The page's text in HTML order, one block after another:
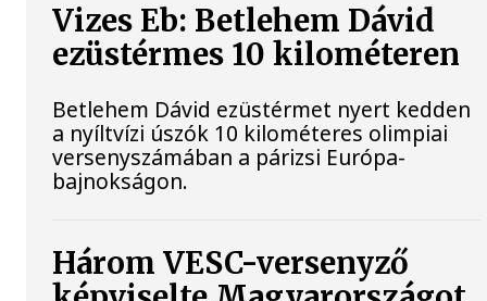
Vizes Eb: Betlehem Dávid
ezüstérmes 10 kilométeren
Betlehem Dávid ezüstérmet nyert kedden
a nyíltvízi úszók 10 kilométeres olimpiai
versenyszámában a párizsi Európa-
bajnokságon.
Három VESC-versenyző